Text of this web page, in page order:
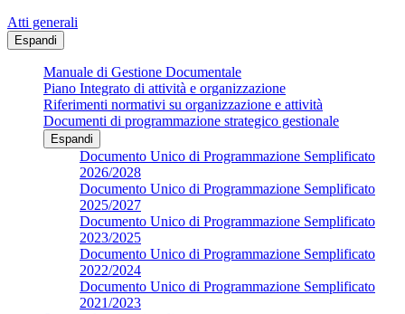
Atti generali
Espandi
Manuale di Gestione Documentale
Piano Integrato di attività e organizzazione
Riferimenti normativi su organizzazione e attività
Documenti di programmazione strategico gestionale
Espandi
Documento Unico di Programmazione Semplificato
2026/2028
Documento Unico di Programmazione Semplificato
2025/2027
Documento Unico di Programmazione Semplificato
2023/2025
Documento Unico di Programmazione Semplificato
2022/2024
Documento Unico di Programmazione Semplificato
2021/2023